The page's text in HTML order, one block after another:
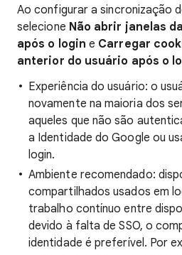
Ao configurar a sincronização
selecione Não abrir janelas
após o login e Carregar
anterior do usuário após o
Experiência do usuário: o
novamente na maioria dos
aqueles que não são
a Identidade do Google ou
login.
Ambiente recomendado:
compartilhados usados em
trabalho contínuo entre
devido à falta de SSO, o
identidade é preferível. Por